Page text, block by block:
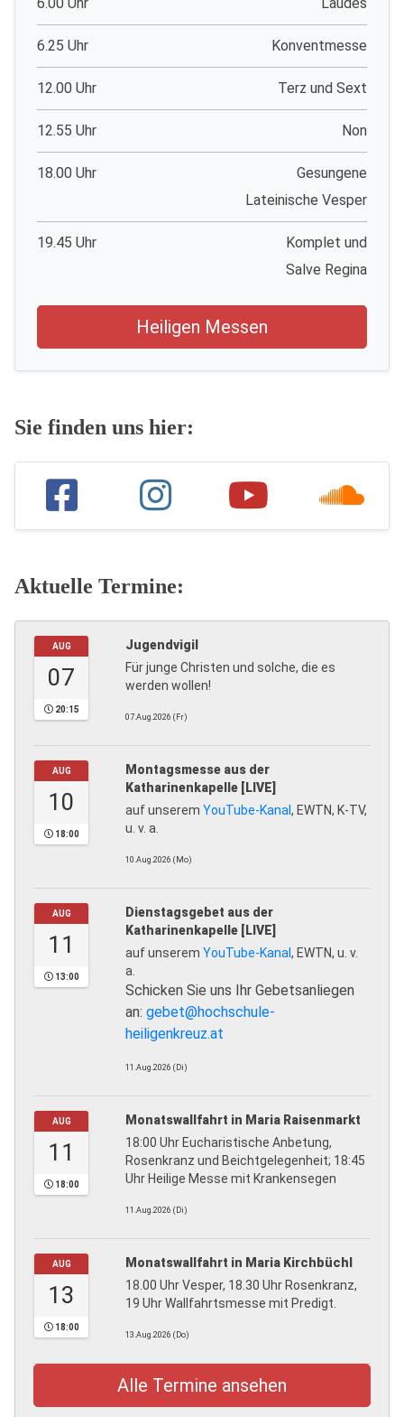
6.00 Uhr Laudes
6.25 Uhr Konventmesse
12.00 Uhr Terz und Sext
12.55 Uhr Non
18.00 Uhr
Gesungene
Lateinische Vesper
19.45 Uhr
Komplet und
Salve Regina
Heiligen Messen
Sie finden uns hier:
Aktuelle Termine:
AUG
07
20:15
Jugendvigil
Für junge Christen und solche, die es
werden wollen!
07.Aug.2026 (Fr)
AUG
10
18:00
Montagsmesse aus der
Katharinenkapelle [LIVE]
auf unserem YouTube-Kanal, EWTN, K-TV,
u. v. a.
10.Aug.2026 (Mo)
AUG
11
13:00
Dienstagsgebet aus der
Katharinenkapelle [LIVE]
auf unserem YouTube-Kanal, EWTN, u. v.
a.
Schicken Sie uns Ihr Gebetsanliegen
an: gebet@hochschule-
heiligenkreuz.at
11.Aug.2026 (Di)
AUG
11
18:00
Monatswallfahrt in Maria Raisenmarkt
18:00 Uhr Eucharistische Anbetung,
Rosenkranz und Beichtgelegenheit; 18:45
Uhr Heilige Messe mit Krankensegen
11.Aug.2026 (Di)
AUG
13
18:00
Monatswallfahrt in Maria Kirchbüchl
18.00 Uhr Vesper, 18.30 Uhr Rosenkranz,
19 Uhr Wallfahrtsmesse mit Predigt.
13.Aug.2026 (Do)
Alle Termine ansehen